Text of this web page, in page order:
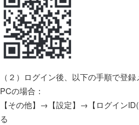
（２）ログイン後、以下の手順で登
PCの場合：
【その他】→【設定】→【ログイン
る